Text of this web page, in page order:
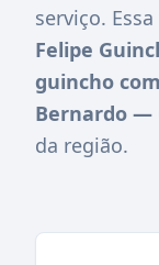
serviço.
Felipe
guincho
Bernardo —
da região.